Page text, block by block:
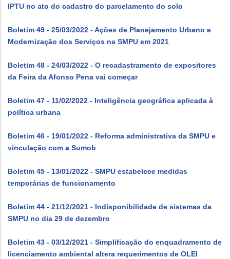
IPTU no ato do cadastro do parcelamento do solo
Boletim 49 - 25/03/2022 - Ações de Planejamento Urbano e
Modernização dos Serviços na SMPU em 2021
Boletim 48 - 24/03/2022 - O recadastramento de expositores
da Feira da Afonso Pena vai começar
Boletim 47 - 11/02/2022 - Inteligência geográfica aplicada à
política urbana
Boletim 46 - 19/01/2022 - Reforma administrativa da SMPU e
vinculação com a Sumob
Boletim 45 - 13/01/2022 - SMPU estabelece medidas
temporárias de funcionamento
Boletim 44 - 21/12/2021 - Indisponibilidade de sistemas da
SMPU no dia 29 de dezembro
Boletim 43 - 03/12/2021 - Simplificação do enquadramento de
licenciamento ambiental altera requerimentos de OLEI